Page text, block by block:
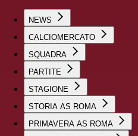
NEWS
CALCIOMERCATO
SQUADRA
PARTITE
STAGIONE
STORIA AS ROMA
PRIMAVERA AS ROMA